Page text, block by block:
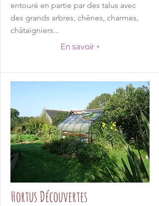
entouré en partie par des talus avec
des grands arbres, chênes, charmes,
châtaigniers...
En savoir +
Hortus Découvertes